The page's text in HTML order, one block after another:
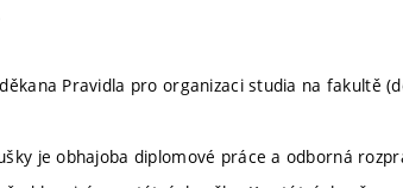
Pravidla pro organizaci studia na fakultě
je obhajoba diplomové práce a odborná